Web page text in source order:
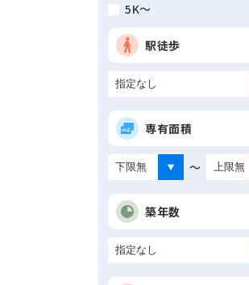
5K～
駅徒歩
専有面積
～
築年数